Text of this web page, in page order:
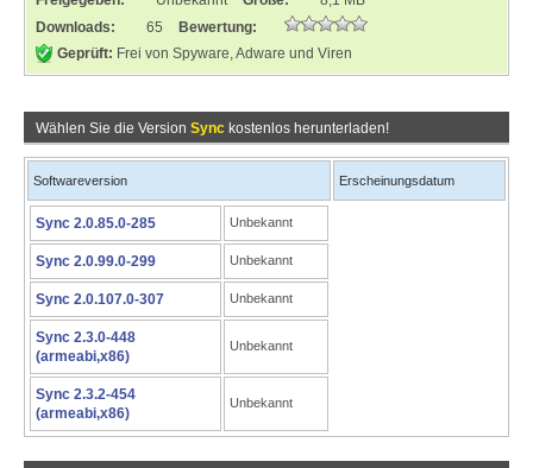
Downloads:
65
Bewertung:
Geprüft: Frei von Spyware, Adware und Viren
Wählen Sie die Version Sync kostenlos herunterladen!
Softwareversion Erscheinungsdatum
Sync 2.0.85.0-285 Unbekannt
Sync 2.0.99.0-299 Unbekannt
Sync 2.0.107.0-307 Unbekannt
Sync 2.3.0-448
(armeabi,x86)
Unbekannt
Sync 2.3.2-454
(armeabi,x86)
Unbekannt